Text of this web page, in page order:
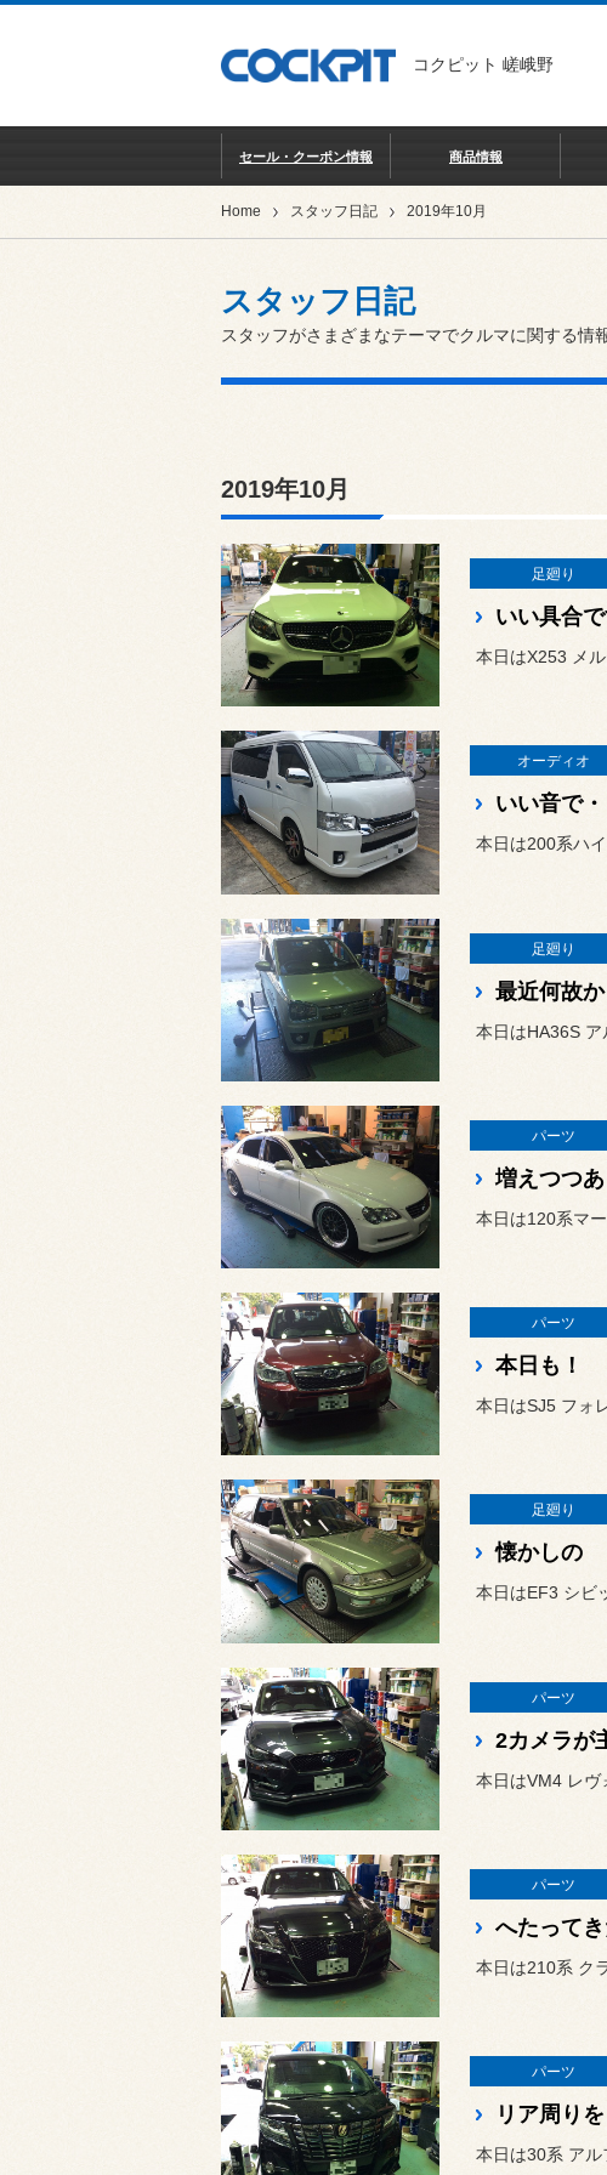
コクピット 嵯峨野
セール・クーポン情報 商品情報
Home スタッフ日記 2019年10月
スタッフ日記
スタッフがさまざまなテーマでクルマに関する情
2019年10月
足廻り
いい具合で
本日はX253 メ
オーディオ
いい音で・
本日は200系ハ
足廻り
最近何故か
本日はHA36S ア
パーツ
増えつつあ
本日は120系マ
パーツ
本日も！
本日はSJ5 フォ
足廻り
懐かしの
本日はEF3 シビ
パーツ
2カメラが
本日はVM4 レヴ
パーツ
へたって
本日は210系 ク
パーツ
リア周り
本日は30系 アル